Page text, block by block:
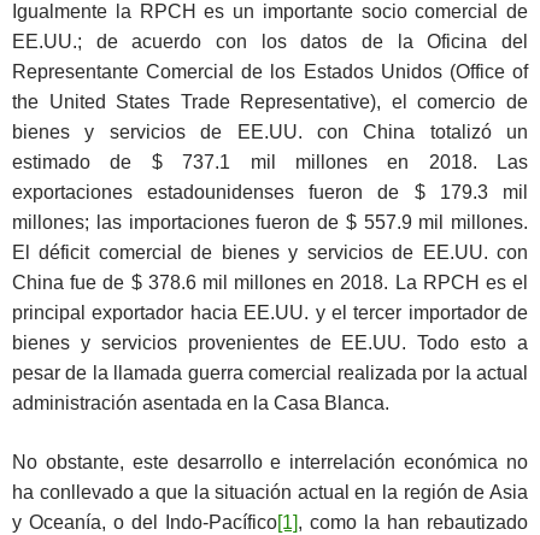
Igualmente la RPCH es un importante socio comercial de
EE.UU.; de acuerdo con los datos de la Oficina del
Representante Comercial de los Estados Unidos (Office of
the United States Trade Representative), el comercio de
bienes y servicios de EE.UU. con China totalizó un
estimado de $ 737.1 mil millones en 2018. Las
exportaciones estadounidenses fueron de $ 179.3 mil
millones; las importaciones fueron de $ 557.9 mil millones.
El déficit comercial de bienes y servicios de EE.UU. con
China fue de $ 378.6 mil millones en 2018. La RPCH es el
principal exportador hacia EE.UU. y el tercer importador de
bienes y servicios provenientes de EE.UU. Todo esto a
pesar de la llamada guerra comercial realizada por la actual
administración asentada en la Casa Blanca.
No obstante, este desarrollo e interrelación económica no
ha conllevado a que la situación actual en la región de Asia
y Oceanía, o del Indo-Pacífico[1], como la han rebautizado